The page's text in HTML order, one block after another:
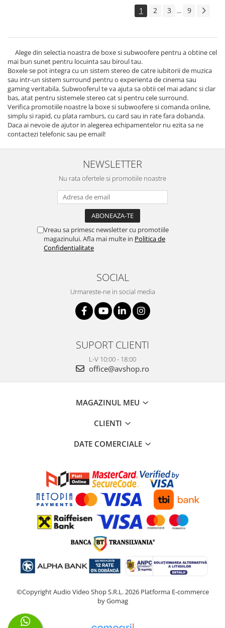
1 2 3 ... 9
Alege din selectia noastra de boxe si subwoofere pentru a obtine cel
mai bun sunet pentru locuinta sau biroul tau.
Boxele se pot integra cu un sistem stereo de catre iubitorii de muzica
sau intr-un sistem surround pentru o experienta de cinema sau
gaming veritabila. Subwooferul te va ajuta sa obtii cel mai adanc si clar
bas, atat pentru sistemele stereo cat si pentru cele surround.
Verifica promotiile noastre la boxe si subwoofere si comanda online,
simplu si rapid, cu plata ramburs, cu card sau in rate fara dobanda.
Daca ai nevoie de ajutor in alegerea echipamentelor nu ezita sa ne
contactezi telefonic sau pe email!
NEWSLETTER
Nu rata ofertele si promotiile noastre
Vreau sa primesc newsletter cu promotiile
magazinului. Afla mai multe in Politica de
Confidentialitate
SOCIAL
Urmareste-ne in social media
SUPORT CLIENTI
L-V 10:00 - 18:00
office@avshop.ro
MAGAZINUL MEU
CLIENTI
DATE COMERCIALE
©Copyright Audio Video Shop S.R.L. 2026 Platforma E-commerce
by Gomag